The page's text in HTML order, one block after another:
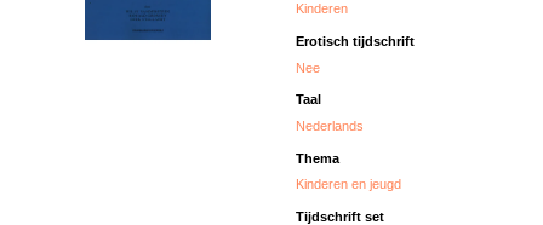
Kinderen
Erotisch tijdschrift
Nee
Taal
Nederlands
Thema
Kinderen en jeugd
Tijdschrift set